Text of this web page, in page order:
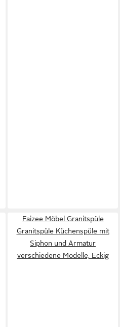
Faizee Möbel Granitspüle
Granitspüle Küchenspüle mit
Siphon und Armatur
verschiedene Modelle, Eckig